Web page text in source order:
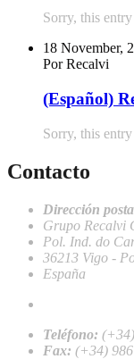
Sorry, this
18 November,
Por Recalvi
(Español)
Sorry, this
Contacto
Dirección
Grupo Recalvi
Pol. Ind. do
36213 Vigo -
España
Teléfono:
Fax: (+34)